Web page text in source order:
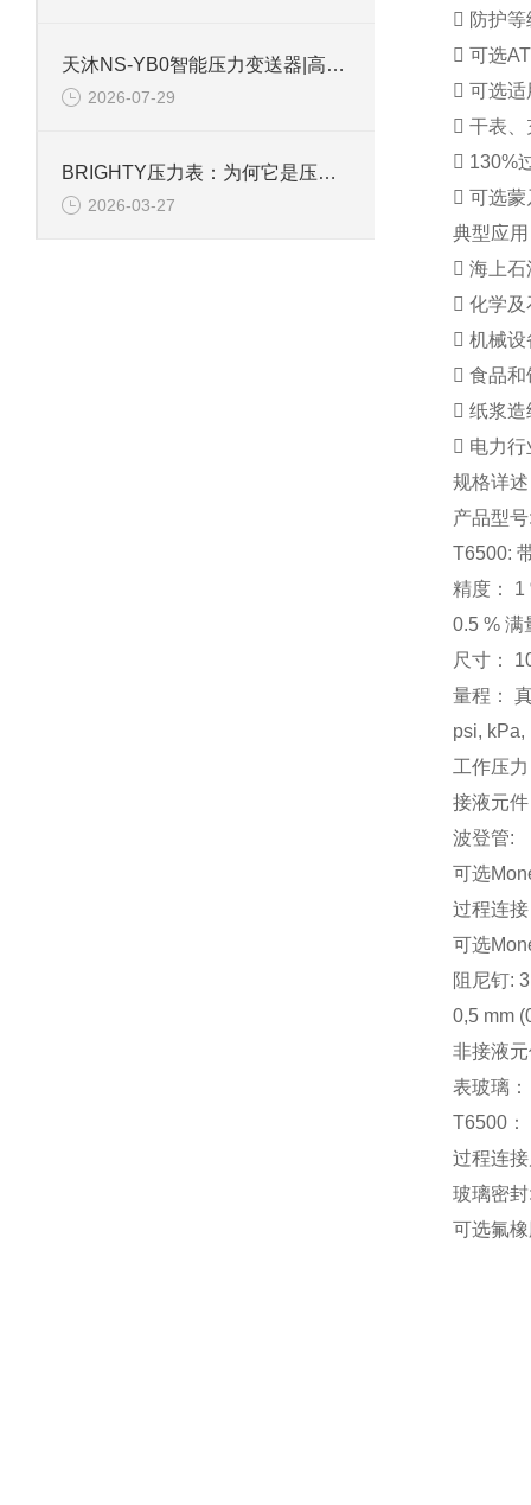
 防护
 可选
 可选
 干表
 130%
 可选
典型应用
 海上石
 化学
 机械设
 食品和
 纸浆造
 电力行
规格详述
产品型
T6500:
精度： 1
0.5 % 满
尺寸：
量程：
psi, kPa,
工作压
接液元件
波登管:
可选
过程连
可选
阻尼钉:
0,5 mm
非接液
表玻璃
T6500：
过程连
玻璃密
可选氟
天沐NS-YB0智能压力变送器|高稳定性扩散硅芯体，4-20mA输出
2026-07-29
BRIGHTY压力表：为何它是压力监测的理想之选？
2026-03-27